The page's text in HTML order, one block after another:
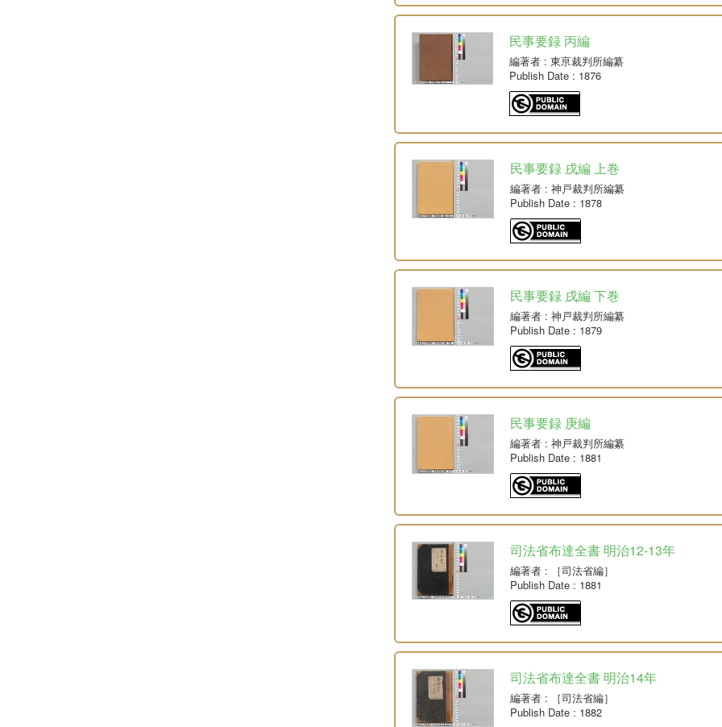
民事要録 丙編
編著者: 東亰裁判所編纂
Publish Date: 1876
民事要録 戌編 上巻
編著者: 神戸裁判所編纂
Publish Date: 1878
民事要録 戌編 下巻
編著者: 神戸裁判所編纂
Publish Date: 1879
民事要録 庚編
編著者: 神戸裁判所編纂
Publish Date: 1881
司法省布達全書 明治12-13年
編著者: ［司法省編］
Publish Date: 1881
司法省布達全書 明治14年
編著者: ［司法省編］
Publish Date: 1882